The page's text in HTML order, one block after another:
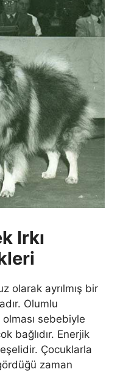
Irkı
olarak ayrılmış bir
Olumlu
sebebiyle
bağlıdır. Enerjik
Çocuklarla
zaman